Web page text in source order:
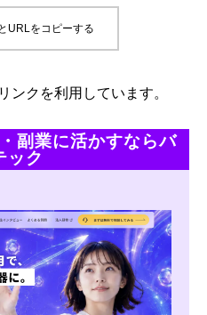
URLをコピーする
クを利用しています。
副業に活かすならバ
ック